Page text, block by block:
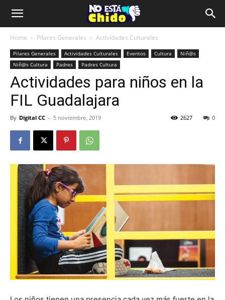
Home Pilares Generales Actividades Culturales
Pilares Generales Actividades Culturales Eventos Cultura
Niñ@s
Niñ@s Cultura
Padres Padres Cultura
Actividades para niños en la
FIL Guadalajara
By Digital CC - 5 noviembre, 2019 0
2627